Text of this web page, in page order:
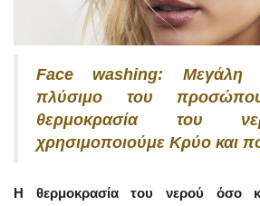
Face washing: Μεγάλη
πλύσιμο του
θερμοκρασία του
χρησιμοποιούμε Κρύο και
Η θερμοκρασία του νερού όσο